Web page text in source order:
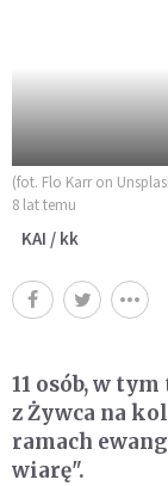
(fot. Flo Karr on
8 lat temu
KAI / kk
11 osób, w
z Żywca na
ramach
wiarę".